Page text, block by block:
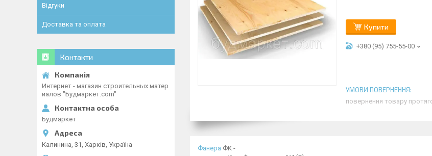
Купити
+380 (95) 755-55-00
повернення товару
Фанера ФК -
Відгуки
Доставка та оплата
Контакти
Интернет - магазин строительных матер
иалов "Будмаркет.com"
Будмаркет
Калинина, 31, Харків, Україна